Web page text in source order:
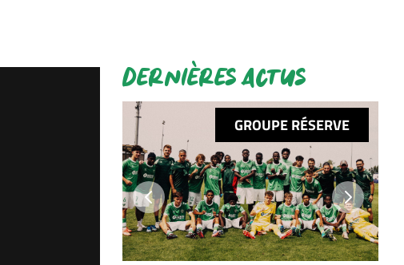
DERNIÈRES ACTUS
GROUPE RÉSERVE
Next Next